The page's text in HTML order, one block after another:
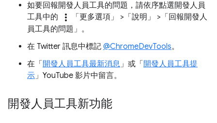
如要回報開發人員工具的問題，請依序點選開發人員
工具中的
more_vert 「更多選項」 >「說明」
>「回報開發人
員工具的問題」 。
在 Twitter 訊息中標記 @ChromeDevTools。
在「 開發人員工具最新消息」或「 開發人員工具提
示」YouTube 影片中留言。
開發人員工具新功能